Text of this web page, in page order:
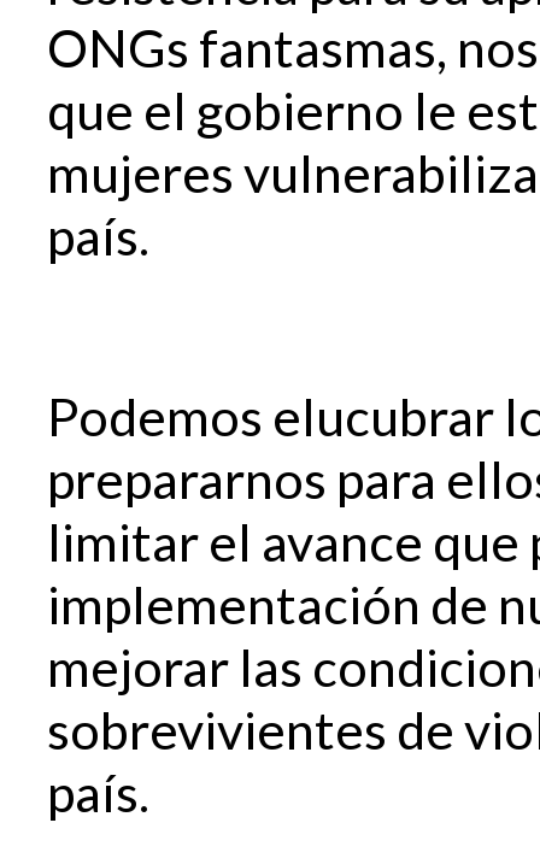
ONGs fantasmas,
que el gobierno le
mujeres
país.
Podemos elucubrar
prepararnos para
limitar el avance
implementación de
mejorar las
sobrevivientes de
país.